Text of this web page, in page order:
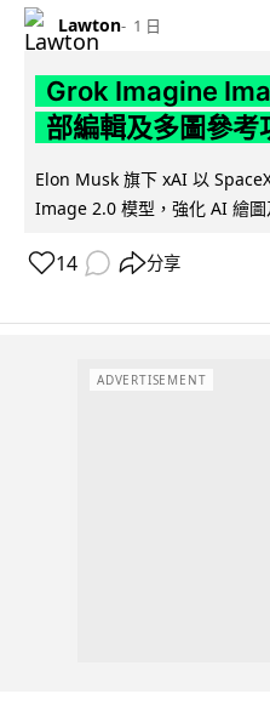
Lawton 1 日
Grok Imagine
部編輯及多圖參考
Elon Musk 旗下 xAI 以
Image 2.0 模型，強化 AI 繪圖
14 分享
ADVERTISEMENT